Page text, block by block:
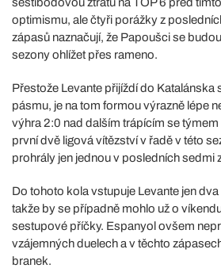
optimismu, ale čtyři porážky z
zápasů naznačují, že Papoušci se
sezony ohlížet přes rameno.
Přestože Levante přijíždí do Katalánska
pásmu, je na tom formou výrazně lépe
výhra 2:0 nad dalším trápícím se týmem
první dvě ligová vítězství v řadě v této
prohrály jen jednou v posledních sedmi
Do tohoto kola vstupuje Levante jen
takže by se případně mohlo už o
sestupové příčky. Espanyol ovšem
vzájemných duelech a v těchto
branek.